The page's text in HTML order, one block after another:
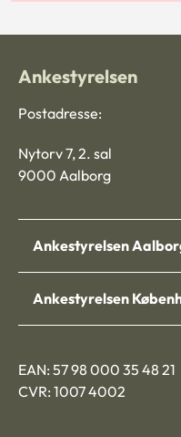
Ankestyrelsen
Postadresse:
Nytorv 7, 2. sal
9000 Aalborg
Ankestyrelsen
Ankestyrelsen
EAN: 57 98 000 35 48 21
CVR: 1007 4002